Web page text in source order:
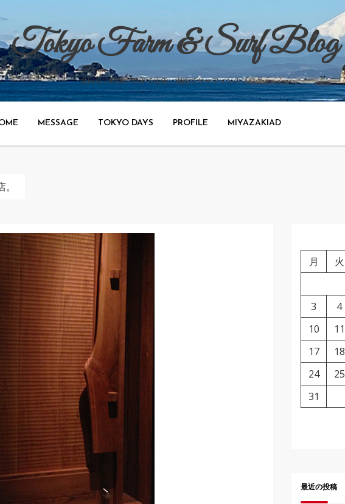
Tokyo Farm & Surf Blog
世田谷で野菜、渋谷で広告、湘南でサーフィンのブログ。
MESSAGE TOKYO DAYS PROFILE MIYAZAKIAD
月
火
3
4
10
11
17
18
24
25
31
最近の投稿